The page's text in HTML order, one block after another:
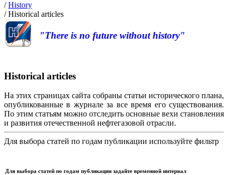
/History
/Historical articles
"There is no future without history"
Historical articles
На этих страницах сайта собраны статьи исторического плана,
опубликованные в журнале за все время его существования.
По этим статьям можно отследить основные вехи становления
и развития отечественной нефтегазовой отрасли.
Для выбора статей по годам публикации используйте фильтр
Для выбора статей по годам публикации задайте временной интервал